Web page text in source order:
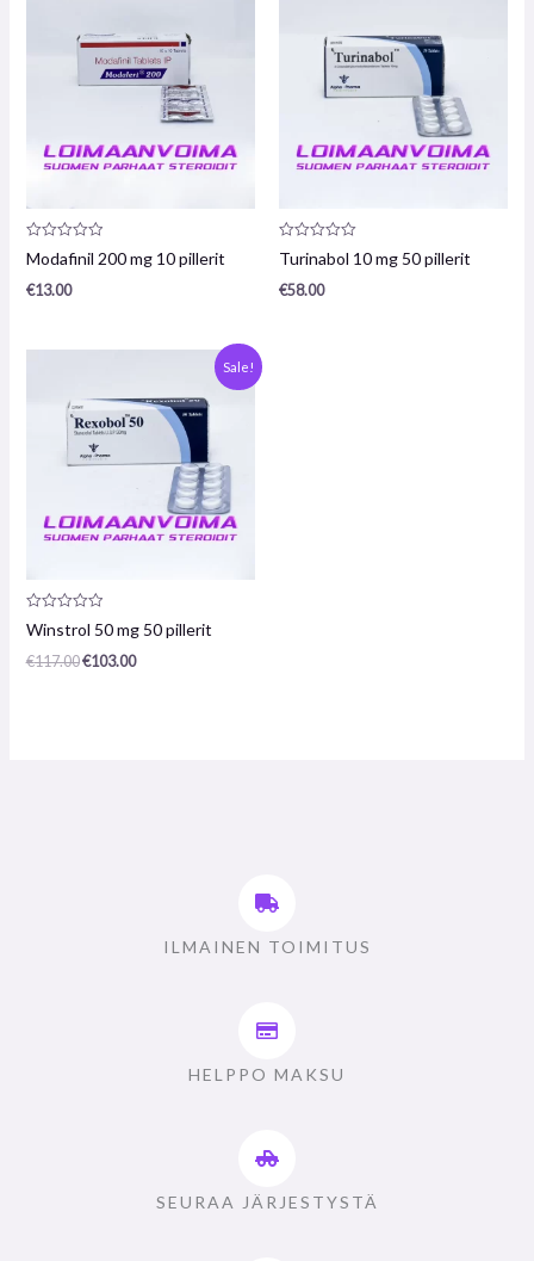
Arvostelu
tuotteesta:
/
Modafinil 200 mg 10 pillerit
€13.00
Arvostelu
tuotteesta:
/
Turinabol 10 mg 50 pillerit
€58.00
Sale!
Arvostelu
tuotteesta:
/
Winstrol 50 mg 50 pillerit
€117.00
oli:
€117.00.
€103.00
on:
€103.00.
ILMAINEN TOIMITUS
HELPPO MAKSU
SEURAA JÄRJESTYSTÄ